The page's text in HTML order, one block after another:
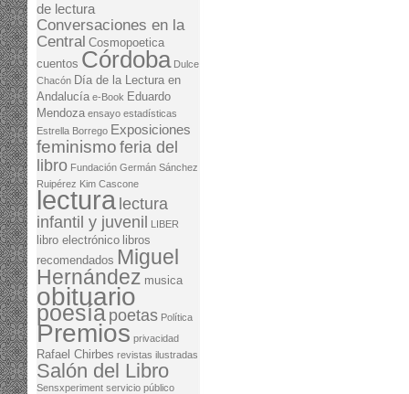
de lectura
Conversaciones en la
Central Cosmopoetica
cuentos Córdoba Dulce
Chacón Día de la Lectura en
Andalucía e-Book Eduardo
Mendoza ensayo estadísticas
Estrella Borrego Exposiciones
feminismo feria del
libro Fundación Germán Sánchez
Ruipérez Kim Cascone
lectura lectura
infantil y juvenil
LIBER
libro electrónico libros
recomendados Miguel
Hernández musica
obituario
poesía poetas Política
Premios privacidad
Rafael Chirbes revistas ilustradas
Salón del Libro
Sensxperiment servicio público